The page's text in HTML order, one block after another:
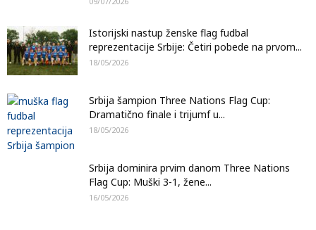
Istorijski nastup ženske flag fudbal
reprezentacije Srbije: Četiri pobede na prvom...
18/05/2026
Srbija šampion Three Nations Flag Cup:
Dramatično finale i trijumf u...
18/05/2026
Srbija dominira prvim danom Three Nations
Flag Cup: Muški 3-1, žene...
16/05/2026